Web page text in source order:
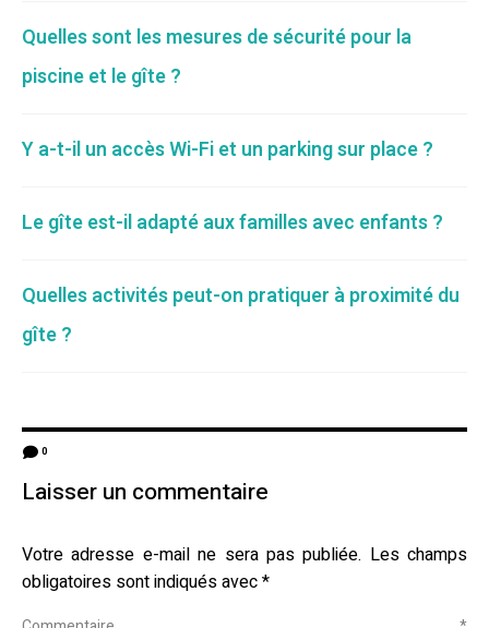
Quelles sont les mesures de sécurité pour la
piscine et le gîte ?
Y a-t-il un accès Wi-Fi et un parking sur place ?
Le gîte est-il adapté aux familles avec enfants ?
Quelles activités peut-on pratiquer à proximité du
gîte ?
0
Laisser un commentaire
Votre adresse e-mail ne sera pas publiée. Les champs
obligatoires sont indiqués avec*